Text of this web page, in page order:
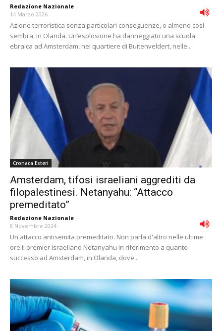
Redazione Nazionale -
14 Marzo 2026
Azione terroristica senza particolari conseguenze, o almeno così
sembra, in Olanda. Un’esplosione ha danneggiato una scuola
ebraica ad Amsterdam, nel quartiere di Buitenveldert, nelle...
Cronaca Esteri
Amsterdam, tifosi israeliani aggrediti da
filopalestinesi. Netanyahu: “Attacco
premeditato”
Redazione Nazionale -
8 Novembre 2024
Un attacco antisemita premeditato. Non parla d'altro nelle ultime
ore il premier israeliano Netanyahu in riferimento a quanto
successo ad Amsterdam, in Olanda, dove...